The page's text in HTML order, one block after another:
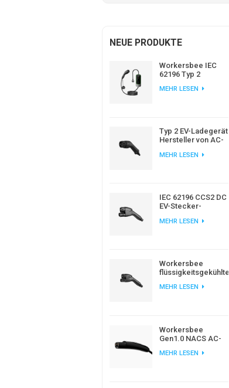
NEUE PRODUKTE
Workersbee IEC
62196 Typ 2
Ladegerät mit
MEHR LESEN
Typ 2 EV-Ladegerät
Hersteller von AC-
europäischem
MEHR LESEN
IEC 62196 CCS2 DC
EV-Stecker-
Ladestation
MEHR LESEN
Workersbee
flüssigkeitsgekühlter
Gleichstromstecker
Elektrofahrzeugen
MEHR LESEN
Workersbee
Gen1.0 NACS AC-
das Laden von
MEHR LESEN